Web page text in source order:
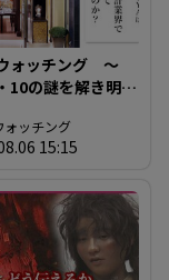
ォッチング ～
10の謎を解き明か
飾・時計業界で
こられたの
ォッチング
15:15